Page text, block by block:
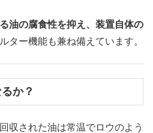
油の腐食性を抑え、装置自体の
ター機能も兼ね備えています。
か？
収された油は常温でロウのよう